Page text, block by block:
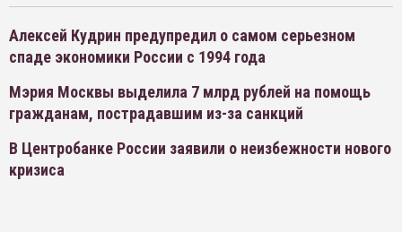
Алексей Кудрин предупредил о самом серьезном
спаде экономики России с 1994 года
Мэрия Москвы выделила 7 млрд рублей на помощь
гражданам, пострадавшим из-за санкций
В Центробанке России заявили о неизбежности нового
кризиса